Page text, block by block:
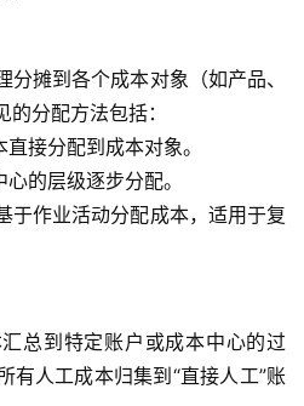
摊到各个成本对象（如产品、
分配方法包括：
接分配到成本对象。
的层级逐步分配。
于作业活动分配成本，适用于复
总到特定账户或成本中心的过
有人工成本归集到“直接人工”账